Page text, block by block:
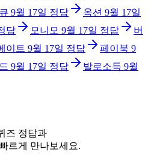
9월 17일 정답 옥션 9월 17일
답 모니모 9월 17일 정답
버
이트 9월 17일 정답 페이북 9
9월 17일 정답 발로소득 9월
즈 정답과
르게 만나보세요.